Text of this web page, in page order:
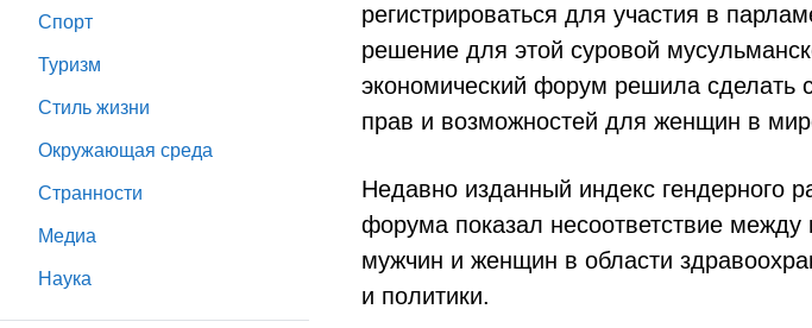
Спорт
Туризм
Стиль жизни
Окружающая среда
Странности
Медиа
Наука
регистрироваться для участия в
решение для этой суровой
экономический форум решила сделать
прав и возможностей для женщин в
Недавно изданный индекс гендерного
форума показал несоответствие
мужчин и женщин в области
и политики.